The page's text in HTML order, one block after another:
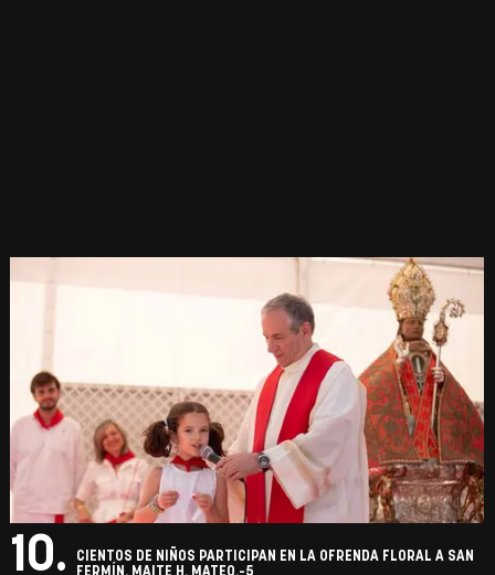
10.
CIENTOS DE NIÑOS PARTICIPAN EN LA OFRENDA FLORAL A SAN
FERMÍN. MAITE H. MATEO.-5